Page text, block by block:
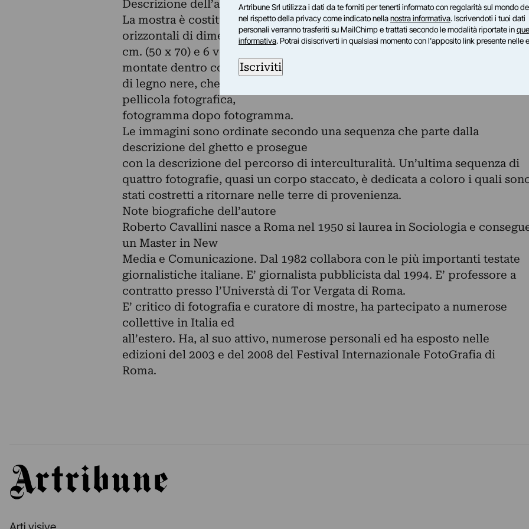
Descrizione dell’allestimento della mostra
La mostra è costituita da 34 fotografie in bianco e nero, di cui 28
orizzontali di dimensioni pari a
cm. (50 x 70) e 6 verticali di dimensioni cm.(35 x 50). Le fotografie sono
montate dentro cornici
di legno nere, che giustapposte l’una all’altra simulano lo svolgersi della
pellicola fotografica,
fotogramma dopo fotogramma.
Le immagini sono ordinate secondo una sequenza che parte dalla
descrizione del ghetto e prosegue
con la descrizione del percorso di interculturalità. Un’ultima sequenza di
quattro fotografie, quasi un corpo staccato, è dedicata a coloro i quali
stati costretti a ritornare nelle terre di provenienza.
Note biografiche dell’autore
Roberto Cavallini nasce a Roma nel 1950 si laurea in Sociologia e
un Master in New
Media e Comunicazione. Dal 1982 collabora con le più importanti testate
giornalistiche italiane. E’ giornalista pubblicista dal 1994. E’ professore a
contratto presso l’Universtà di Tor Vergata di Roma.
E’ critico di fotografia e curatore di mostre, ha partecipato a numerose
collettive in Italia ed
all’estero. Ha, al suo attivo, numerose personali ed ha esposto nelle
edizioni del 2003 e del 2008 del Festival Internazionale FotoGrafia di
Roma.
Artribune
Artribune Srl utilizza i dati da te forniti per tenerti informato con regolarità sul mondo
nel rispetto della privacy come indicato nellanostra informativa. Iscrivendoti i tuoi dati
personali verranno trasferiti su MailChimp e trattati secondo le modalità riportate in
informativa. Potrai disiscriverti in qualsiasi momento con l'apposito link presente nelle
Iscriviti